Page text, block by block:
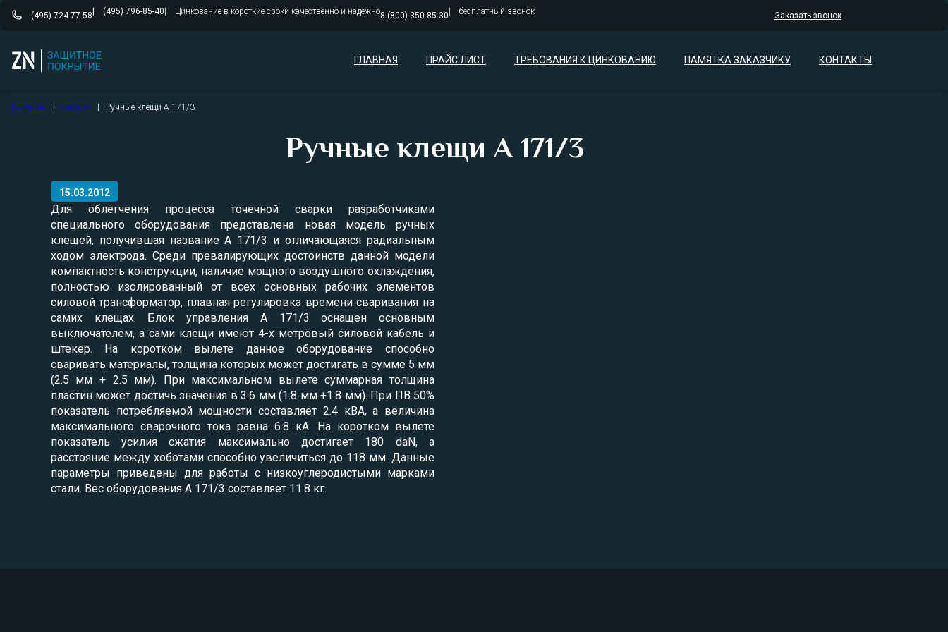
(495) 724-77-58 (495) 796-85-40 Цинкование в короткие сроки качественно и надёжно8 (800) 350-85-30 бесплатный звонок Заказать звонок
ГЛАВНАЯ ПРАЙС ЛИСТ ТРЕБОВАНИЯ К ЦИНКОВАНИЮ ПАМЯТКА ЗАКАЗЧИКУ КОНТАКТЫ
Главная Новости Ручные клещи A 171/3
Ручные клещи A 171/3
15.03.2012
Для облегчения процесса точечной сварки разработчиками
специального оборудования представлена новая модель ручных
клещей, получившая название A 171/3 и отличающаяся радиальным
ходом электрода. Среди превалирующих достоинств данной модели
компактность конструкции, наличие мощного воздушного охлаждения,
полностью изолированный от всех основных рабочих элементов
силовой трансформатор, плавная регулировка времени сваривания на
самих клещах. Блок управления A 171/3 оснащен основным
выключателем, а сами клещи имеют 4-х метровый силовой кабель и
штекер. На коротком вылете данное оборудование способно
сваривать материалы, толщина которых может достигать в сумме 5 мм
(2.5 мм + 2.5 мм). При максимальном вылете суммарная толщина
пластин может достичь значения в 3.6 мм (1.8 мм +1.8 мм). При ПВ 50%
показатель потребляемой мощности составляет 2.4 кВА, а величина
максимального сварочного тока равна 6.8 кА. На коротком вылете
показатель усилия сжатия максимально достигает 180 daN, а
расстояние между хоботами способно увеличиться до 118 мм. Данные
параметры приведены для работы с низкоуглеродистыми марками
стали. Вес оборудования A 171/3 составляет 11.8 кг.